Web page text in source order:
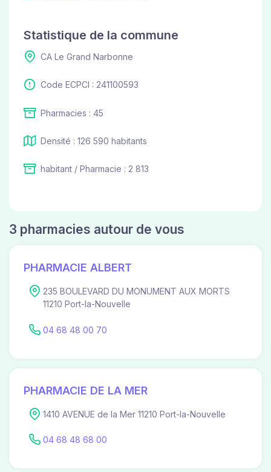
Statistique de la commune
CA Le Grand Narbonne
Code ECPCI : 241100593
Pharmacies : 45
Densité : 126 590 habitants
habitant / Pharmacie : 2 813
3 pharmacies autour de vous
PHARMACIE ALBERT
235 BOULEVARD DU MONUMENT AUX MORTS
11210 Port-la-Nouvelle
04 68 48 00 70
PHARMACIE DE LA MER
1410 AVENUE de la Mer 11210 Port-la-Nouvelle
04 68 48 68 00